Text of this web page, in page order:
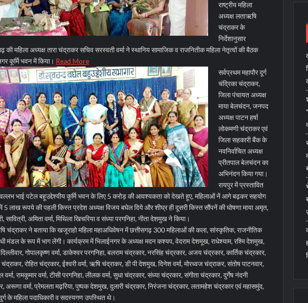
राष्ट्रीय महिला
अध्यक्ष लताऋषि
चंद्राकर के
निर्देशानुसार
की महिला अध्यक्ष तारा चंद्राकर सचिव सरस्वती वर्मा ने स्थानिय सामाजिक व राजनितीक महिला नेतृत्वों की बैठक
कूर्मि भवन में किया। Read More
सर्वप्रथम महापौर दूर्ग
चंद्रिका चंद्राकर,
जिला पंचायत अध्यक्ष
माया बेलचंदन, जनपद
अध्यक्ष पाटन हर्षा
लोकमणी चंद्राकर एवं
जिला सहकारी बैंक के
नवनिर्वाचित अध्यक्ष
प्रीतपाल बेलचंदन का
अभिनंदन किया गया।
रायपुर में प्रस्तावित
भाई पटेल बहूउद्देश्यीय कूर्मि भवन के लिए 5 करोड़ की आवश्यकता को देखते हूए, महिलाओं नें आगे बढ़कर सहयोग
लाख रूपये की पहली किस्त प्रदेश अध्यक्ष विजय बघेल दिये और शीघ्र ही दूसरी किस्त सौंपनें की घोषणा माया अमृत,
सावित्री, अमिता वर्मा, मिथिला खिचरिया व संध्या परगनिहा, नीता देशमुख ने किया।
चंद्राकर ने बताया कि खजूराहो महिला महाअधिवेषन में छत्तीसगढ़ 300 महिलाओं की कला, सांस्कृतिक, राजनीतिक
मंडल के रूप में भाग लेंगी। कार्यक्रम में भिलाईनगर के अध्यक्ष मदन कश्यप, वेदराम देशमूख, राधेश्याम, रश्मि देशमुख,
गोपालकृष्ण वर्मा, डाकेश्वर परगनिहा, बलराम चंद्रकार, नरसिंह चंद्रकार, अजय चंद्रकार, कार्तिक चंद्रकार,
रोहित चंद्रकार, ईश्वरी वर्मा, ऋषि चंद्राकर, डी पी देशमुख, दिनेश वर्मा, मोरध्वज चंद्राकर, संतोष पाटनवार,
वर्मा, रामकुमार वर्मा, टीसी परगनिहा, लीलक वर्मा, सुधा चंद्रकार, संध्या चंद्रकार, संगीता चंद्रकार, दुर्गेष नंदनी
अरूणा वर्मा, प्रेमलता मढ़रिया, पुष्पक देशमुख, दुलारी चंद्रकार, निरंजना चंद्रकार, लतामहेश चंद्रकार एवं महासमुंद,
के महिला पदाधिकारी व सदस्यगण उपस्थित थे।